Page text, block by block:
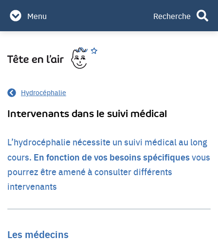
contenu
Menu Recherche
Contact
Hydrocéphalie
Intervenants dans le suivi médical
L’hydrocéphalie nécessite un suivi médical au long
cours. En fonction de vos besoins spécifiquesvous
pourrez être amené à consulter différents
intervenants
Les médecins